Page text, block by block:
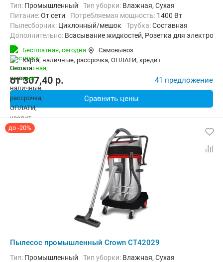
Тип: Промышленный Тип уборки: Влажная, Сухая
питание:От сети Потребляемая мощность: 1400 Вт
пылесборник: Циклонный/мешок трубка:Составная
Дополнительно: Всасывание жидкостей, Розетка для
Вес:
Бесплатная, сегодня
Самовывоз
карта, наличные, рассрочка, ОПЛАТИ, кредит
от307,40 p. 41 предложение
Сравнить цены
до -20%
Пылесос промышленный Crown CT42029
Тип: Промышленный Тип уборки: Влажная, Сухая